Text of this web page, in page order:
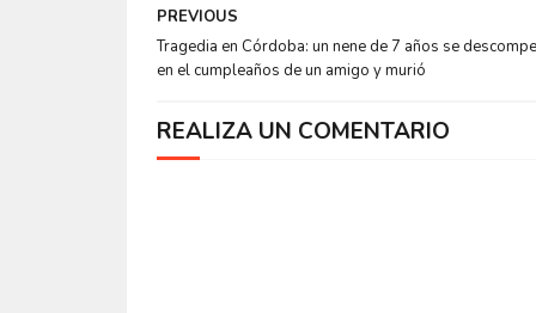
PREVIOUS
Tragedia en Córdoba: un nene de 7 años se
en el cumpleaños de un amigo y murió
REALIZA UN COMENTARIO